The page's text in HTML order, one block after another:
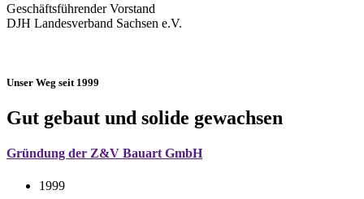
Geschäftsführender Vorstand
DJH Landesverband Sachsen e.V.
Unser Weg seit 1999
Gut gebaut und solide gewachsen
Gründung der Z&V Bauart GmbH
1999